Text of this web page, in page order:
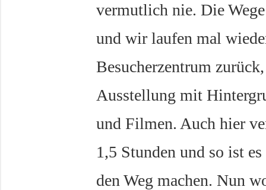
vermutlich nie. Die
und wir laufen mal
Besucherzentrum
Ausstellung mit
und Filmen. Auch hier
1,5 Stunden und so ist
den Weg machen. Nun